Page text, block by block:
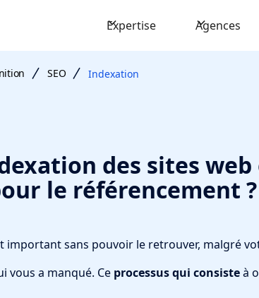
Expertise Agences
SEO Indexation
des sites
le référencement ?
important sans pouvoir le retrouver, malgré
vous a manqué. Ce processus qui consisteà